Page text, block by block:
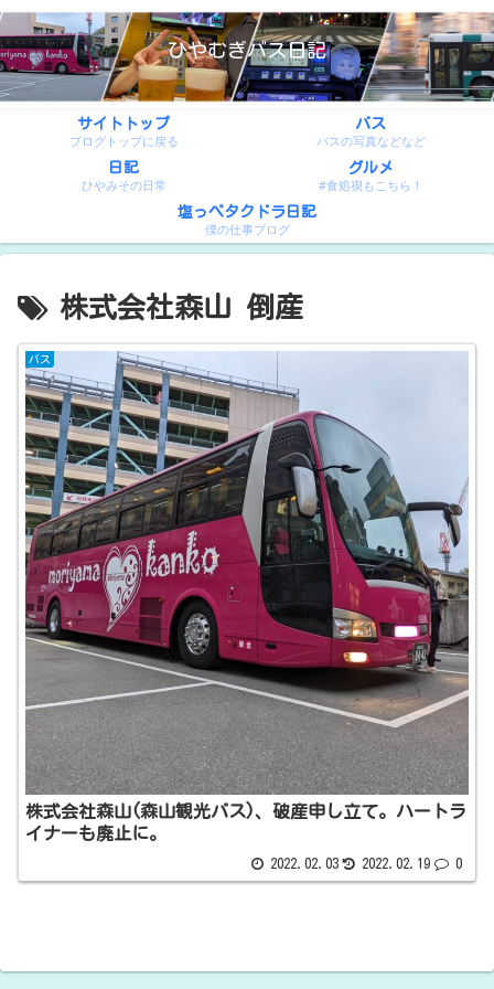
ひやむぎバス日記
サイトトップ
ブログトップに戻る
バス
バスの写真などなど
日記
ひやみその日常
グルメ
#食処禊もこちら！
塩っぺタクドラ日記
僕の仕事ブログ
株式会社森山 倒産
バス
株式会社森山(森山観光バス)、破産申し立て。ハートラ
イナーも廃止に。
2022.02.03 2022.02.19 0